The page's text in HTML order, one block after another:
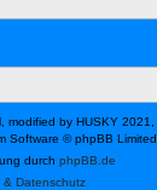
modified by HUSKY 2021,
Software © phpBB Limited
durch phpBB.de
& Datenschutz